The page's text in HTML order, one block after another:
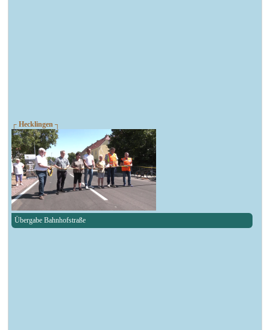
┌ Hecklingen ┐
Übergabe Bahnhofstraße